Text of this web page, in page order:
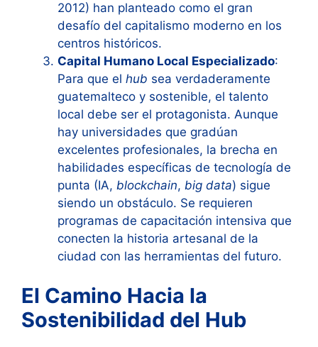
2012) han planteado como el gran
desafío del capitalismo moderno en los
centros históricos.
Capital Humano Local Especializado:
Para que el hub sea verdaderamente
guatemalteco y sostenible, el talento
local debe ser el protagonista. Aunque
hay universidades que gradúan
excelentes profesionales, la brecha en
habilidades específicas de tecnología de
punta (IA, blockchain, big data) sigue
siendo un obstáculo. Se requieren
programas de capacitación intensiva que
conecten la historia artesanal de la
ciudad con las herramientas del futuro.
El Camino Hacia la
Sostenibilidad del Hub